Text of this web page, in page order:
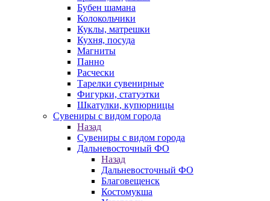
Бубен шамана
Колокольчики
Куклы, матрешки
Кухня, посуда
Магниты
Панно
Расчески
Тарелки сувенирные
Фигурки, статуэтки
Шкатулки, купюрницы
Сувениры с видом города
Назад
Сувениры с видом города
Дальневосточный ФО
Назад
Дальневосточный ФО
Благовещенск
Костомукша